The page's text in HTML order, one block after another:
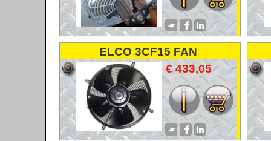
ELCO 3CF15 FAN
VENTILATOR LUFTER
€ 433,05